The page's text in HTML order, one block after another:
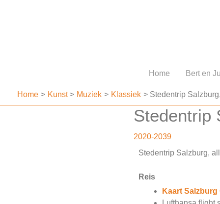
Home Bert en
Home Kunst Muziek Klassiek Stedentrip
Stedentrip
2020-2039
Stedentrip Salzburg,
Reis
Kaart Salzburg